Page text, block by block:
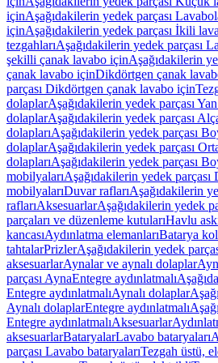
içinAşağıdakilerin yedek parçası
içinAşağıdakilerin yedek parçası İkili
tezgahlarıAşağıdakilerin yedek parçası
şekilli çanak lavabo içinAşağıdakilerin
çanak lavabo içinDikdörtgen çanak
parçası Dikdörtgen çanak lavabo için
dolaplarAşağıdakilerin yedek parçası
dolaplarAşağıdakilerin yedek parçası
dolaplarıAşağıdakilerin yedek parçası
dolaplarAşağıdakilerin yedek parçası
dolaplarıAşağıdakilerin yedek parçası
mobilyalarıAşağıdakilerin yedek parçası
mobilyalarıDuvar raflarıAşağıdakilerin
raflarıAksesuarlarAşağıdakilerin yedek
parçaları ve düzenleme kutularıHavlu
kancasıAydınlatma elemanlarıBatarya
tahtalarPrizlerAşağıdakilerin yedek
aksesuarlarAynalar ve aynalı dolaplar
parçası AynaEntegre aydınlatmalı
Entegre aydınlatmalıAynalı dolaplar
Aynalı dolaplarEntegre aydınlatmalı
Entegre aydınlatmalıAksesuarlar
aksesuarlarBataryalarLavabo bataryaları
parçası Lavabo bataryalarıTezgah üstü,